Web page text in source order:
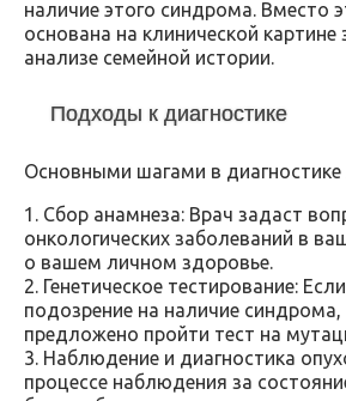
наличие этого синдрома. Вместо
основана на клинической картине
анализе семейной истории.
Подходы к диагностике
Основными шагами в
1. Сбор анамнеза: Врач задаст
онкологических заболеваний в
о вашем личном здоровье.
2. Генетическое тестирование:
подозрение на наличие
предложено пройти тест на
3. Наблюдение и диагностика
процессе наблюдения за